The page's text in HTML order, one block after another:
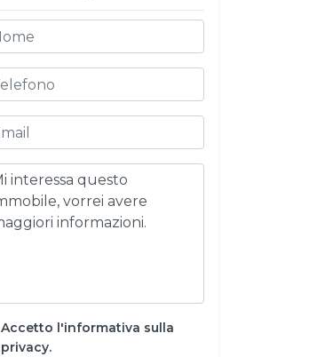
Accetto l'informativa sulla
privacy.